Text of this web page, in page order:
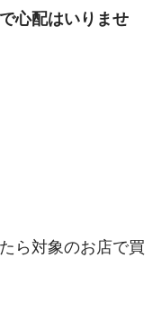
心配はいりませ
ら対象のお店で買